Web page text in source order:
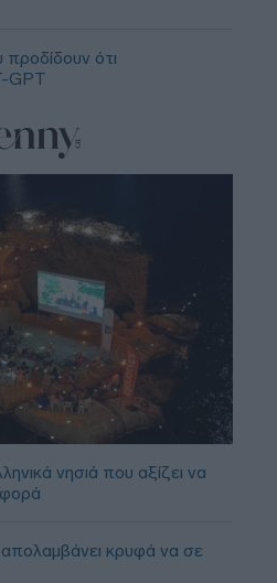
ότι
GPT
νησιά που αξίζει να
κρυφά να σε